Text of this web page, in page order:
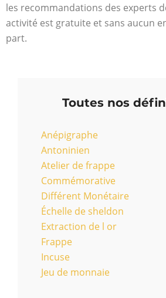
les recommandations des experts
activité est gratuite et sans aucun
part.
Toutes nos
Anépigraphe
Antoninien
Atelier de frappe
Commémorative
Différent Monétaire
Échelle de sheldon
Extraction de l or
Frappe
Incuse
Jeu de monnaie